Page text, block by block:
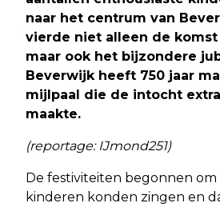
naar het centrum van
vierde niet alleen de komst
maar ook het bijzondere
Beverwijk heeft 750 jaar
mijlpaal die de intocht
maakte.
(reportage: IJmond251)
De festiviteiten begonnen om
kinderen konden zingen en